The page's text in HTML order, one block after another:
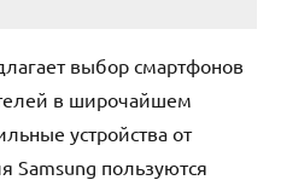
выбор смартфонов
в широчайшем
устройства от
Samsung пользуются